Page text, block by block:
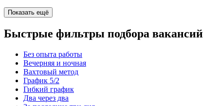
Показать ещё
Быстрые фильтры подбора вакансий
Без опыта работы
Вечерняя и ночная
Вахтовый метод
График 5/2
Гибкий график
Два через два